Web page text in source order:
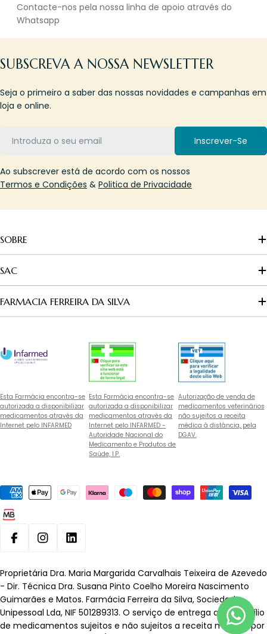
Contacte-nos pela nossa linha de apoio através do
Whatsapp
SUBSCREVA A NOSSA NEWSLETTER
Seja o primeiro a saber das nossas novidades e campanhas em
loja e online.
Inscrever-Se
Ao subscrever está de acordo com os nossos
Termos e Condições & Politica de Privacidade
SOBRE
SAC
FARMACIA FERREIRA DA SILVA
Esta Farmácia encontra-se
autorizada a disponibilizar
medicamentos através da
Internet pelo INFARMED
Esta Farmácia encontra-se
autorizada a disponibilizar
medicamentos através da
Internet pelo INFARMED -
Autoridade Nacional do
Medicamento e Produtos de
Saúde, I.P.
Autorização de venda de
medicamentos veterinários
não sujeitos a receita
médica à distância, pela
DGAV.
Métodos
pagamento
FacebookInstagramLinkedin
Proprietária Dra. Maria Margarida Carvalhais Teixeira de Azevedo
- Dir. Técnica Dra. Susana Pinto Coelho Moreira Nascimento
Guimarães e Matos. Farmácia Ferreira da Silva, Sociedade
Unipessoal Lda, NIF 501289313. O serviço de entrega ao domicílio
de medicamentos sujeitos e não sujeitos a receita médica, por